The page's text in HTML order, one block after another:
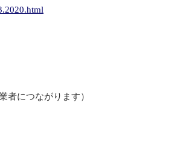
者につながります）